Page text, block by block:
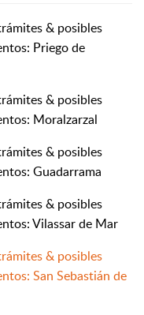
& posibles
Priego de
& posibles
Moralzarzal
& posibles
Guadarrama
& posibles
Vilassar de Mar
& posibles
San Sebastián de